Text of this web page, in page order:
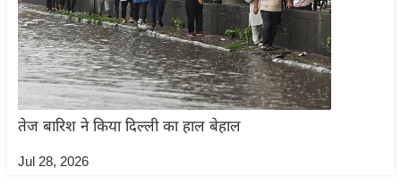
इ
म
ई
पे
र
तेज बारिश ने किया दिल्ली का हाल बेहाल
Jul 28, 2026